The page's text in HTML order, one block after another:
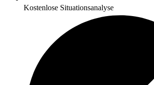
Kostenlose Situationsanalyse